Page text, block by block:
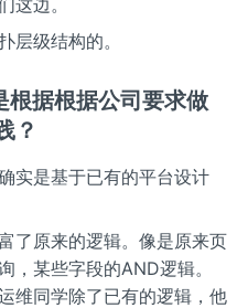
层级结构的。
根据根据公司要求做
？
实是基于已有的平台设计
了原来的逻辑。像是原来页
，某些字段的AND逻辑。
维同学除了已有的逻辑，他